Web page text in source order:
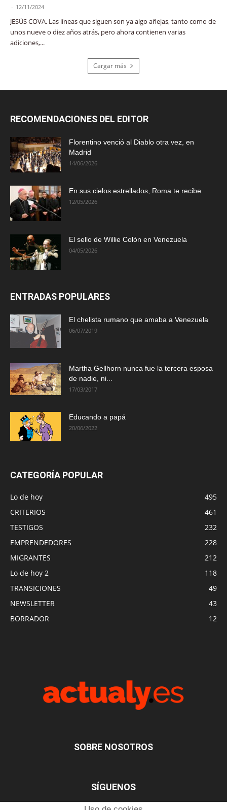
- 12/11/2024
JESÚS COVA. Las líneas que siguen son ya algo añejas, tanto como de
unos nueve o diez años atrás, pero ahora contienen varias
adiciones,...
Cargar más
RECOMENDACIONES DEL EDITOR
Florentino venció al Diablo otra vez, en
Madrid
14/06/2026
En sus cielos estrellados, Roma te recibe
12/05/2026
El sello de Willie Colón en Venezuela
04/05/2026
ENTRADAS POPULARES
El chelista rumano que amaba a Venezuela
06/07/2019
Martha Gellhorn nunca fue la tercera esposa
de nadie, ni...
17/03/2017
Educando a papá
20/06/2022
CATEGORÍA POPULAR
Lo de hoy
495
CRITERIOS
461
TESTIGOS
232
EMPRENDEDORES
228
MIGRANTES
212
Lo de hoy 2
118
TRANSICIONES
49
NEWSLETTER
43
BORRADOR
12
SOBRE NOSOTROS
SÍGUENOS